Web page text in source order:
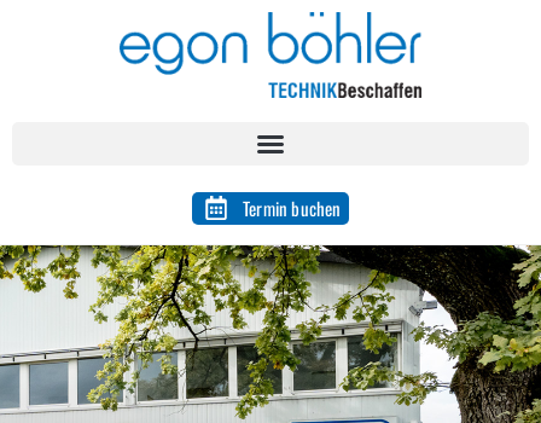
Termin buchen